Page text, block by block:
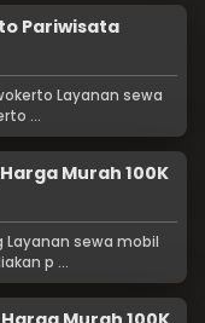
Pariwisata
Layanan sewa
...
Murah 100K
Layanan sewa mobil
p ...